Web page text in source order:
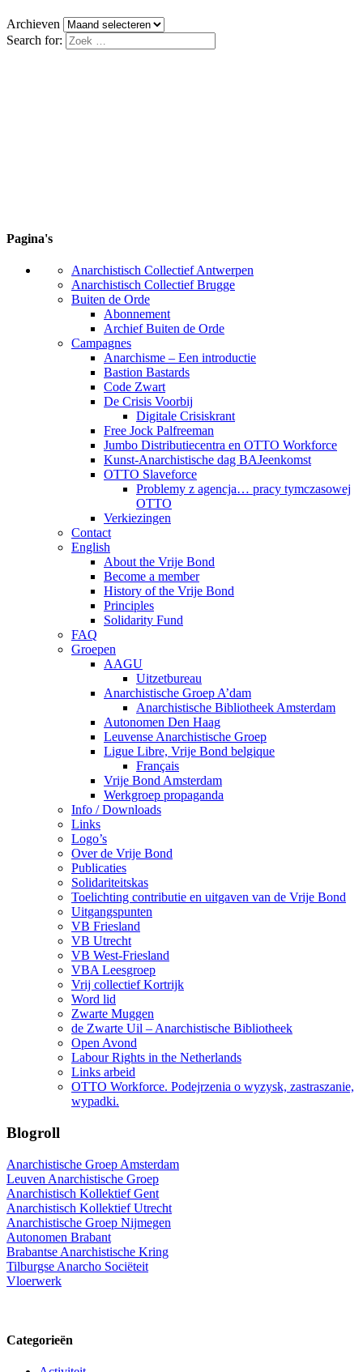
Archieven
Search for:
Pagina's
Anarchistisch Collectief Antwerpen
Anarchistisch Collectief Brugge
Buiten de Orde
Abonnement
Archief Buiten de Orde
Campagnes
Anarchisme – Een introductie
Bastion Bastards
Code Zwart
De Crisis Voorbij
Digitale Crisiskrant
Free Jock Palfreeman
Jumbo Distributiecentra en OTTO Workforce
Kunst-Anarchistische dag BAJeenkomst
OTTO Slaveforce
Problemy z agencja… pracy tymczasowej
OTTO
Verkiezingen
Contact
English
About the Vrije Bond
Become a member
History of the Vrije Bond
Principles
Solidarity Fund
FAQ
Groepen
AAGU
Uitzetbureau
Anarchistische Groep A’dam
Anarchistische Bibliotheek Amsterdam
Autonomen Den Haag
Leuvense Anarchistische Groep
Ligue Libre, Vrije Bond belgique
Français
Vrije Bond Amsterdam
Werkgroep propaganda
Info / Downloads
Links
Logo’s
Over de Vrije Bond
Publicaties
Solidariteitskas
Toelichting contributie en uitgaven van de Vrije Bond
Uitgangspunten
VB Friesland
VB Utrecht
VB West-Friesland
VBA Leesgroep
Vrij collectief Kortrijk
Word lid
Zwarte Muggen
de Zwarte Uil – Anarchistische Bibliotheek
Open Avond
Labour Rights in the Netherlands
Links arbeid
OTTO Workforce. Podejrzenia o wyzysk, zastraszanie,
wypadki.
Blogroll
Anarchistische Groep Amsterdam
Leuven Anarchistische Groep
Anarchistisch Kollektief Gent
Anarchistisch Kollektief Utrecht
Anarchistische Groep Nijmegen
Autonomen Brabant
Brabantse Anarchistische Kring
Tilburgse Anarcho Sociëteit
Vloerwerk
Categorieën